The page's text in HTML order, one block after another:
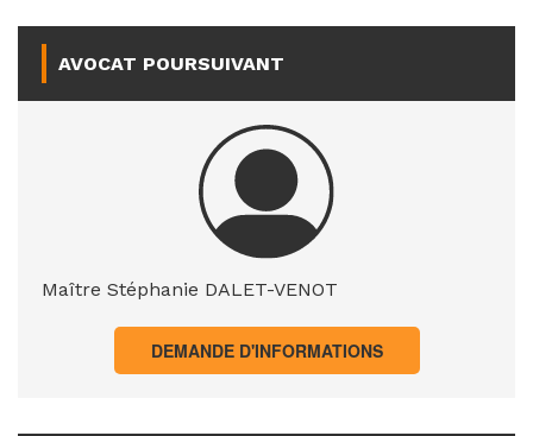
AVOCAT POURSUIVANT
Maître Stéphanie DALET-VENOT
DEMANDE D'INFORMATIONS